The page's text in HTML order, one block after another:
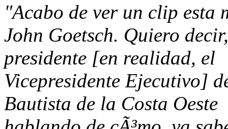
"Acabo de ver un clip esta
John Goetsch. Quiero
presidente [en realidad, el
Vicepresidente Ejecutivo]
Bautista de la Costa